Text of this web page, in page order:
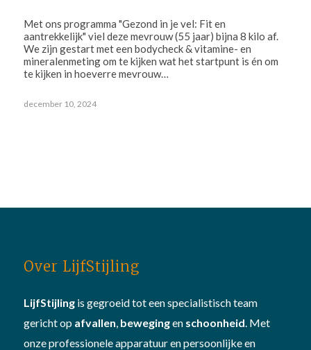
Met ons programma "Gezond in je vel: Fit en
aantrekkelijk" viel deze mevrouw (55 jaar) bijna 8 kilo af.
We zijn gestart met een bodycheck & vitamine- en
mineralenmeting om te kijken wat het startpunt is én om
te kijken in hoeverre mevrouw…
december 10, 2024
Over LijfStijling
LijfStijlingis gegroeid tot een specialistisch team
gericht op afvallen bewegingen schoonheid . Met
onze professionele apparatuur en persoonlijke en